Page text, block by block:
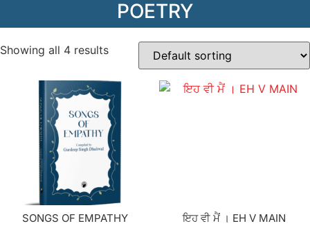
POETRY
Showing all 4 results
SONGS OF EMPATHY ਇਹ ਵੀ ਮੈਂ । EH V MAIN